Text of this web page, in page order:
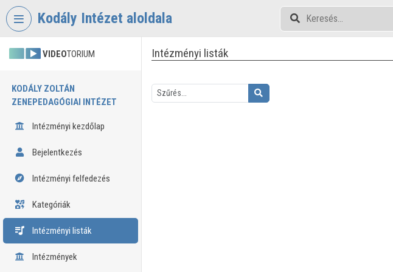
Fejléc kihagyása
Kodály Intézet aloldala
VIDEOTORIUM
KODÁLY ZOLTÁN
ZENEPEDAGÓGIAI INTÉZET
Intézményi kezdőlap
Bejelentkezés
Intézményi felfedezés
Kategóriák
Intézményi listák
Intézmények
Intézményi listák